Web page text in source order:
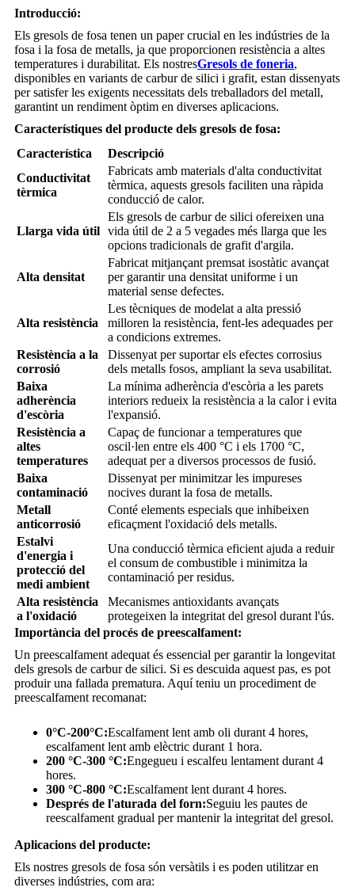
Introducció:
Els gresols de fosa tenen un paper crucial en les indústries de la
fosa i la fosa de metalls, ja que proporcionen resistència a altes
temperatures i durabilitat. Els nostresGresols de foneria,
disponibles en variants de carbur de silici i grafit, estan dissenyats
per satisfer les exigents necessitats dels treballadors del metall,
garantint un rendiment òptim en diverses aplicacions.
Característiques del producte dels gresols de fosa:
Característica
Descripció
Conductivitat
tèrmica
Fabricats amb materials d'alta conductivitat
tèrmica, aquests gresols faciliten una ràpida
conducció de calor.
Llarga vida útil
Els gresols de carbur de silici ofereixen una
vida útil de 2 a 5 vegades més llarga que les
opcions tradicionals de grafit d'argila.
Alta densitat
Fabricat mitjançant premsat isostàtic avançat
per garantir una densitat uniforme i un
material sense defectes.
Alta resistència
Les tècniques de modelat a alta pressió
milloren la resistència, fent-les adequades per
a condicions extremes.
Resistència a la
corrosió
Dissenyat per suportar els efectes corrosius
dels metalls fosos, ampliant la seva usabilitat.
Baixa
adherència
d'escòria
La mínima adherència d'escòria a les parets
interiors redueix la resistència a la calor i evita
l'expansió.
Resistència a
altes
temperatures
Capaç de funcionar a temperatures que
oscil·len entre els 400 °C i els 1700 °C,
adequat per a diversos processos de fusió.
Baixa
contaminació
Dissenyat per minimitzar les impureses
nocives durant la fosa de metalls.
Metall
anticorrosió
Conté elements especials que inhibeixen
eficaçment l'oxidació dels metalls.
Estalvi
d'energia i
protecció del
medi ambient
Una conducció tèrmica eficient ajuda a reduir
el consum de combustible i minimitza la
contaminació per residus.
Alta resistència
a l'oxidació
Mecanismes antioxidants avançats
protegeixen la integritat del gresol durant l'ús.
Importància del procés de preescalfament:
Un preescalfament adequat és essencial per garantir la longevitat
dels gresols de carbur de silici. Si es descuida aquest pas, es pot
produir una fallada prematura. Aquí teniu un procediment de
preescalfament recomanat:
0°C-200°C:Escalfament lent amb oli durant 4 hores,
escalfament lent amb elèctric durant 1 hora.
200 °C-300 °C:Engegueu i escalfeu lentament durant 4
hores.
300 °C-800 °C:Escalfament lent durant 4 hores.
Després de l'aturada del forn:Seguiu les pautes de
reescalfament gradual per mantenir la integritat del gresol.
Aplicacions del producte:
Els nostres gresols de fosa són versàtils i es poden utilitzar en
diverses indústries, com ara: